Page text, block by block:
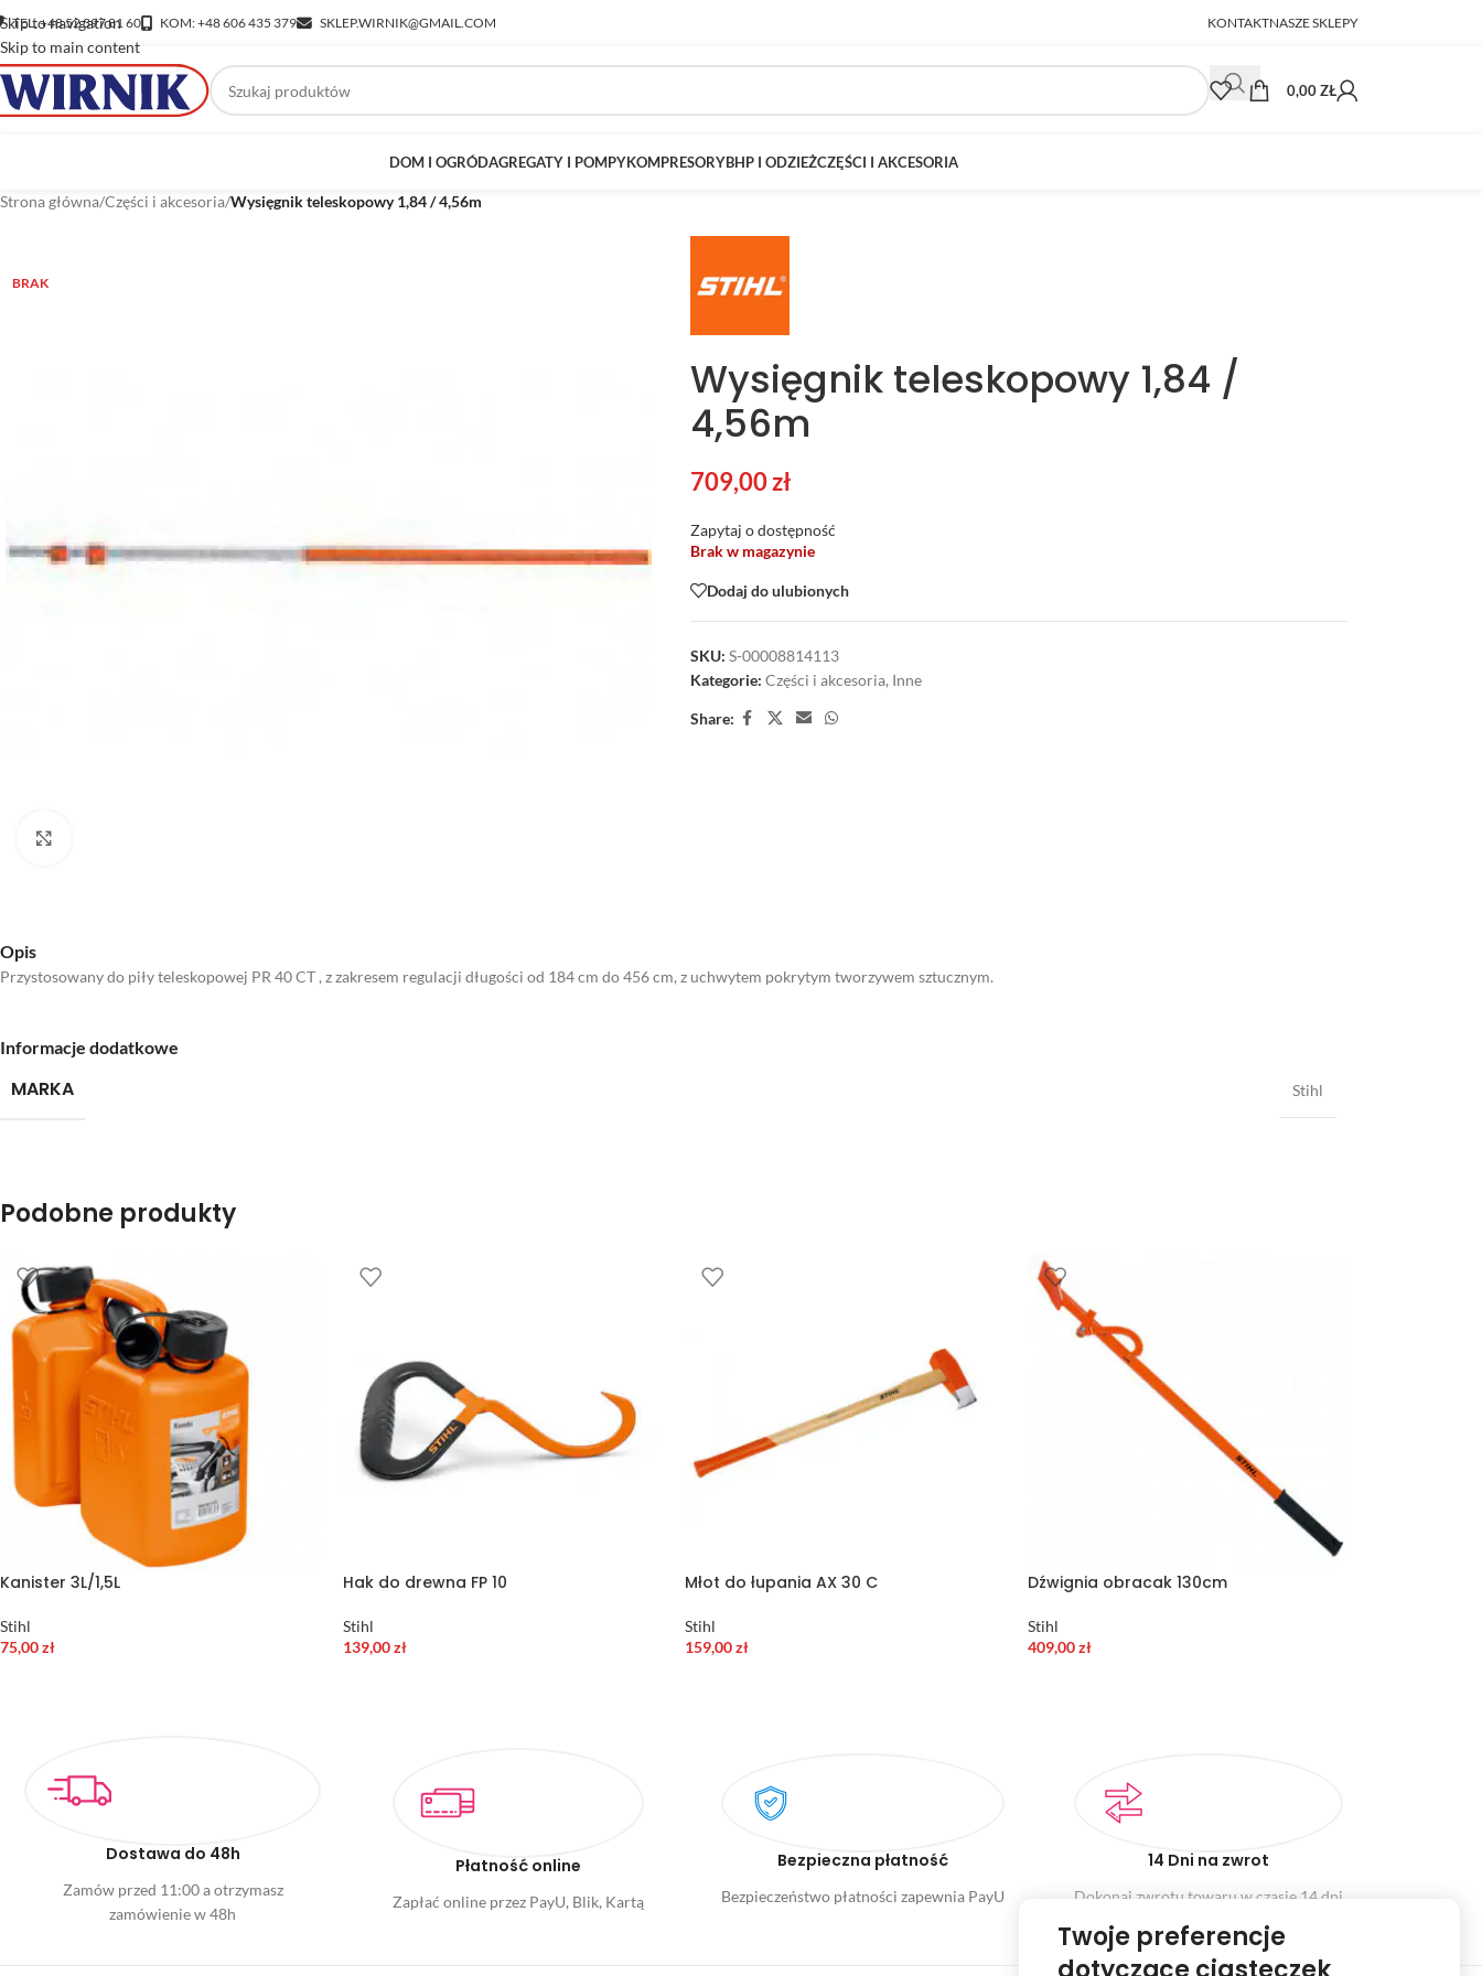
Skip to navigation
Skip to main content
TEL: +48 52 397 81 60 KOM: +48 606 435 379 SKLEP.WIRNIK@GMAIL.COM KONTAKTNASZE SKLEPY
0,00ZŁ
DOM I OGRÓDAGREGATY I POMPYKOMPRESORYBHP I ODZIEŻCZĘŚCI I AKCESORIA
Strona główna/Części i akcesoria/Wysięgnik teleskopowy 1,84 / 4,56m
BRAK
Wysięgnik teleskopowy 1,84 /
4,56m
709,00zł
Zapytaj o dostępność
Brak w magazynie
Dodaj do ulubionych
SKU: S-00008814113
Kategorie: Części i akcesoria, Inne
Share:
Opis
Przystosowany do piły teleskopowej PR 40 CT , z zakresem regulacji długości od 184 cm do 456 cm, z uchwytem pokrytym tworzywem sztucznym.
Informacje dodatkowe
MARKA Stihl
Podobne produkty
Kanister 3L/1,5L
Stihl
75,00zł
Hak do drewna FP 10
Stihl
139,00zł
Młot do łupania AX 30 C
Stihl
159,00zł
Dźwignia obracak 130cm
Stihl
409,00zł
Dostawa do 48h
Zamów przed 11:00 a otrzymasz
zamówienie w 48h
Płatność online
Zapłać online przez PayU, Blik, Kartą
Bezpieczna płatność
Bezpieczeństwo płatności zapewnia PayU
14 Dni na zwrot
Dokonaj zwrotu towaru w czasie 14 dni
Twoje preferencje